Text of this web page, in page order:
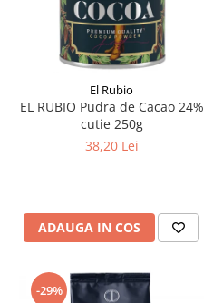
El Rubio
EL RUBIO Pudra de Cacao 24%
cutie 250g
38,20 Lei
ADAUGA IN COS
-29%